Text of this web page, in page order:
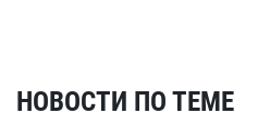
НОВОСТИ ПО ТЕМЕ